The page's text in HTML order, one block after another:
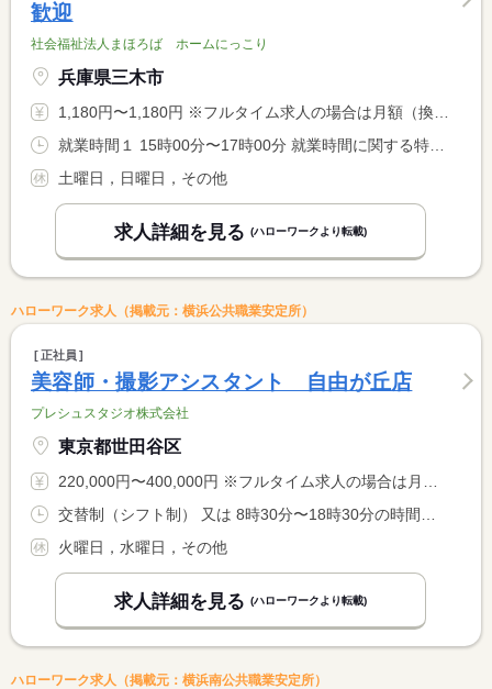
歓迎
社会福祉法人まほろば ホームにっこり
兵庫県三木市
1,180円〜1,180円 ※フルタイム求人の場合は月額（換算額）、パート求人の場合は時間額を表示しています。
土曜日，日曜日，その他
求人詳細を見る (ハローワークより転載)
ハローワーク求人（掲載元：横浜公共職業安定所）
正社員
美容師・撮影アシスタント 自由が丘店
プレシュスタジオ株式会社
東京都世田谷区
220,000円〜400,000円 ※フルタイム求人の場合は月額（換算額）、パート求人の場合は時間額を表示しています。
火曜日，水曜日，その他
求人詳細を見る (ハローワークより転載)
ハローワーク求人（掲載元：横浜南公共職業安定所）